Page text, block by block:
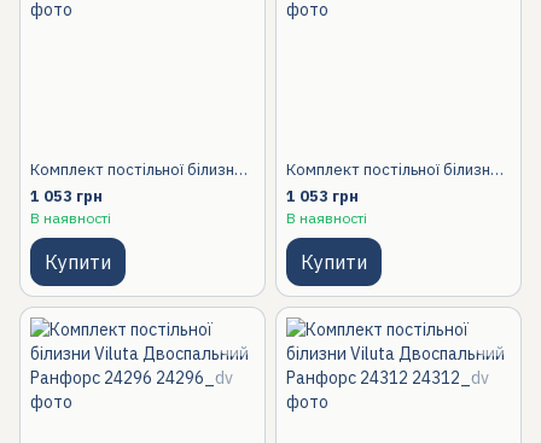
Комплект постільної білизни Viluta Двоспальний Ранфорс 24269
1 053 грн
В наявності
Купити
Комплект постільної білизни Viluta Двоспальний Ранфорс 24283
1 053 грн
В наявності
Купити